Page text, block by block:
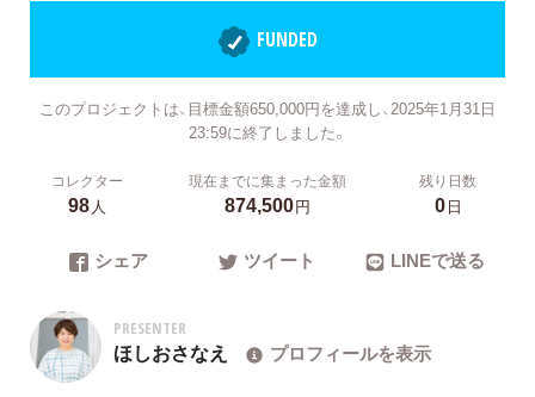
FUNDED
このプロジェクトは、目標金額650,000円を達成し、2025年1月31日
23:59に終了しました。
コレクター
98人
現在までに集まった金額
874,500円
残り日数
0日
シェア ツイート LINEで送る
PRESENTER
ほしおさなえ プロフィールを表示